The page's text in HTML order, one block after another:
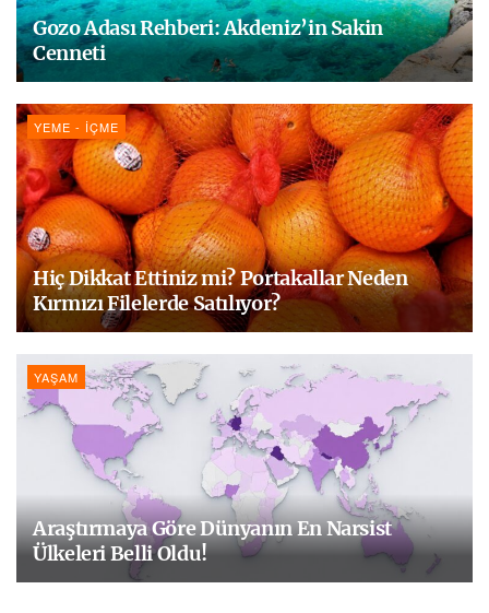
Gozo Adası Rehberi: Akdeniz’in Sakin
Cenneti
YEME - İÇME
Hiç Dikkat Ettiniz mi? Portakallar Neden
Kırmızı Filelerde Satılıyor?
YAŞAM
Araştırmaya Göre Dünyanın En Narsist
Ülkeleri Belli Oldu!